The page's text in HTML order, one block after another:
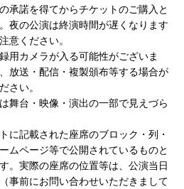
承諾を得てからチケットのご購入と
夜の公演は終演時間が遅くなります
意ください。
用カメラが入る可能性がございま
放送・配信・複製頒布等する場合が
さい。
舞台・映像・演出の一部で見えづら
に記載された座席のブロック・列・
ムページ等で公開されているものと
。実際の座席の位置等は、公演当日
事前にお問い合わせいただきまして